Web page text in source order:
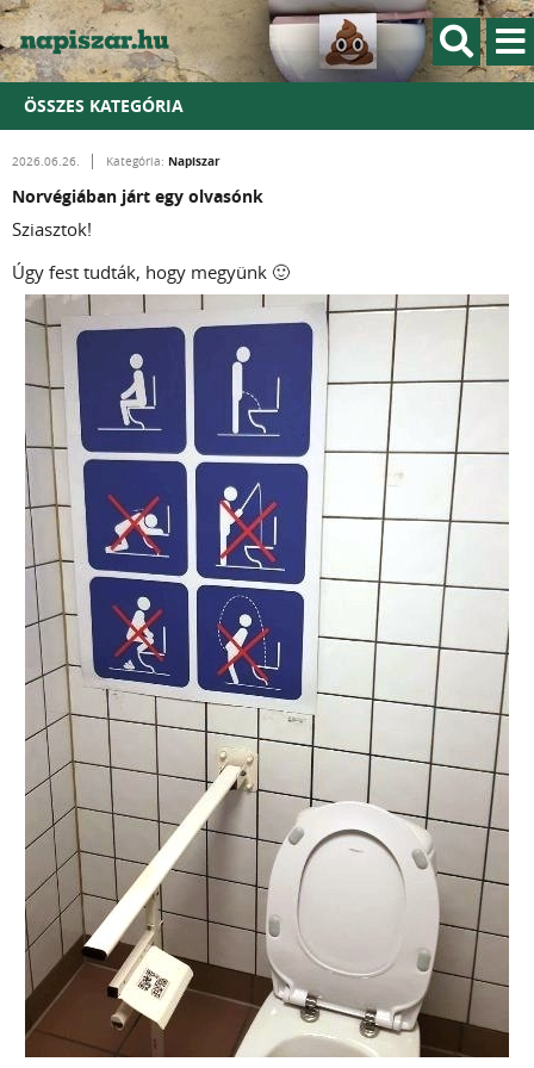
ÖSSZES KATEGÓRIA
2026.06.26. Kategória: Napiszar
Norvégiában járt egy olvasónk
Sziasztok!
Úgy fest tudták, hogy megyünk 🙂